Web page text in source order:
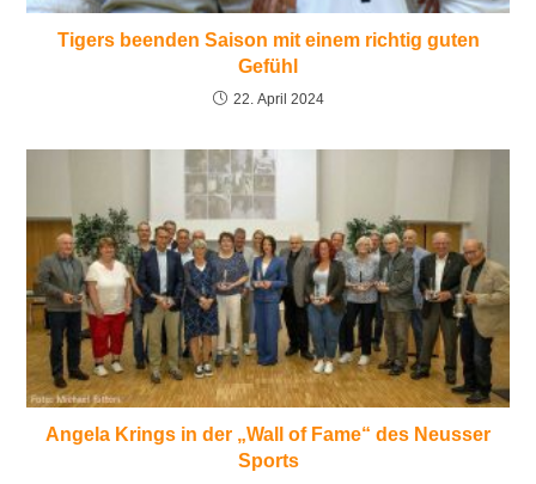
Tigers beenden Saison mit einem richtig guten
Gefühl
22. April 2024
Angela Krings in der „Wall of Fame“ des Neusser
Sports